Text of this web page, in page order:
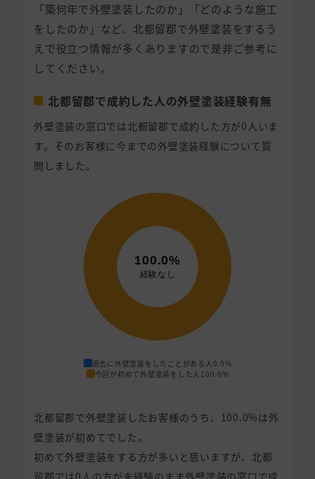
「築何年で外壁塗装したのか」「どのような施工
をしたのか」など、北都留郡で外壁塗装をするう
えで役立つ情報が多くありますので是非ご参考に
してください。
北都留郡で成約した人の外壁塗装経験有無
外壁塗装の窓口では北都留郡で成約した方が0人いま
す。そのお客様に今までの外壁塗装経験について質
問しました。
過去に外壁塗装をしたことがある人 0.0%
今回が初めて外壁塗装をした人 100.0%
北都留郡で外壁塗装したお客様のうち、100.0%は外
壁塗装が初めてでした。
初めて外壁塗装をする方が多いと思いますが、北都
留郡では0人の方が未経験のまま外壁塗装の窓口で成